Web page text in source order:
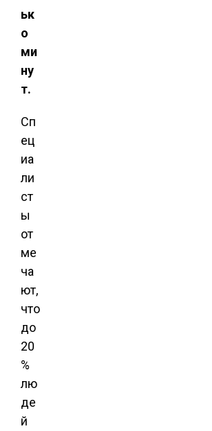
ьк
о
ми
ну
т.
Сп
ец
иа
ли
ст
ы
от
ме
ча
ют,
что
до
20
%
лю
де
й